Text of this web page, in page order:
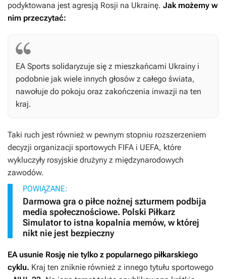
podyktowana jest agresją Rosji na Ukrainę. Jak możemy w
nim przeczytać:
EA Sports solidaryzuje się z mieszkańcami Ukrainy i
podobnie jak wiele innych głosów z całego świata,
nawołuje do pokoju oraz zakończenia inwazji na ten
kraj.
Taki ruch jest również w pewnym stopniu rozszerzeniem
decyzji organizacji sportowych FIFA i UEFA, które
wykluczyły rosyjskie drużyny z międzynarodowych
zawodów.
POWIĄZANE:
Darmowa gra o piłce nożnej szturmem podbija
media społecznościowe. Polski Piłkarz
Simulator to istna kopalnia memów, w której
nikt nie jest bezpieczny
EA usunie Rosję nie tylko z popularnego piłkarskiego
cyklu. Kraj ten zniknie również z innego tytułu sportowego